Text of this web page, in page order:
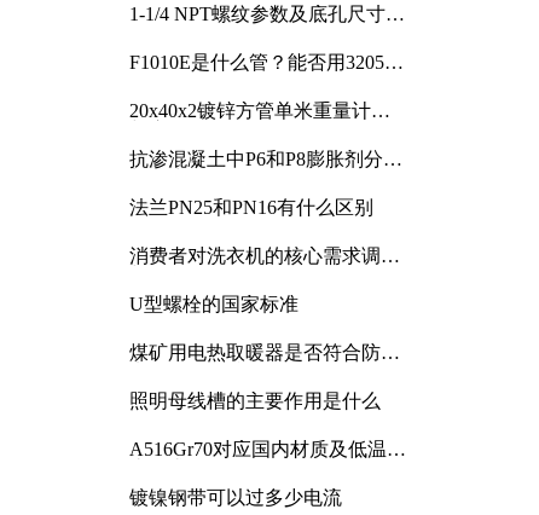
1-1/4 NPT螺纹参数及底孔尺寸详
F1010E是什么管？能否用3205或
20x40x2镀锌方管单米重量计算
抗渗混凝土中P6和P8膨胀剂分别
法兰PN25和PN16有什么区别
消费者对洗衣机的核心需求调研
U型螺栓的国家标准
煤矿用电热取暖器是否符合防爆
照明母线槽的主要作用是什么
A516Gr70对应国内材质及低温冲
镀镍钢带可以过多少电流